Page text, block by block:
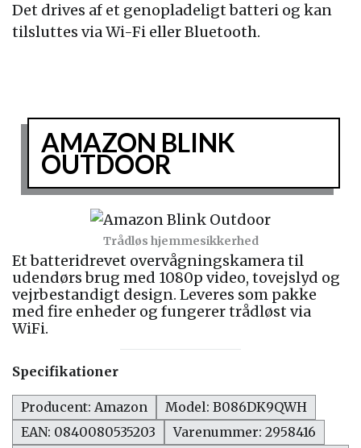
Det drives af et genopladeligt batteri og kan
tilsluttes via Wi-Fi eller Bluetooth.
Trådløs hjemmesikkerhed
AMAZON BLINK
OUTDOOR
Et batteridrevet overvågningskamera til
udendørs brug med 1080p video, tovejslyd og
vejrbestandigt design. Leveres som pakke
med fire enheder og fungerer trådløst via
WiFi.
Specifikationer
Producent: Amazon
Model: B086DK9QWH
EAN: 0840080535203
Varenummer: 2958416